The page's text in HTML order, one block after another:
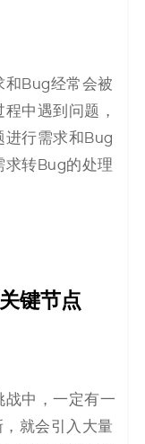
和Bug经常会被
中遇到问题，
进行需求和Bug
求转Bug的处理
键节点
战中，一定有一
就会引入大量